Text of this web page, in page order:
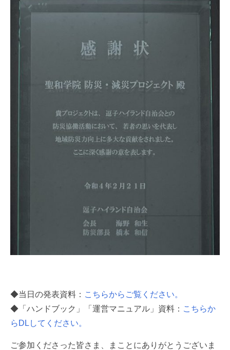
◆当日の発表資料： こちらからご覧ください。
◆「ハンドブック」「運営マニュアル」資料： こちらか
らDLしてください。
ご参加くださった皆さま、まことにありがとうございま